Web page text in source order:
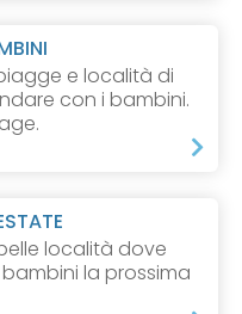
e località di
con i bambini.
località dove
la prossima